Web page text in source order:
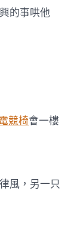
的事哄他
競椅會一樓
風，另一只